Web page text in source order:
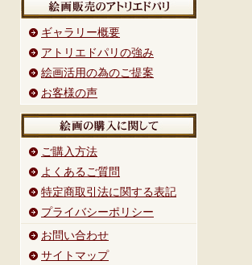
ギャラリー概要
アトリエドパリの強み
絵画活用の為のご提案
お客様の声
ご購入方法
よくあるご質問
特定商取引法に関する表記
プライバシーポリシー
お問い合わせ
サイトマップ